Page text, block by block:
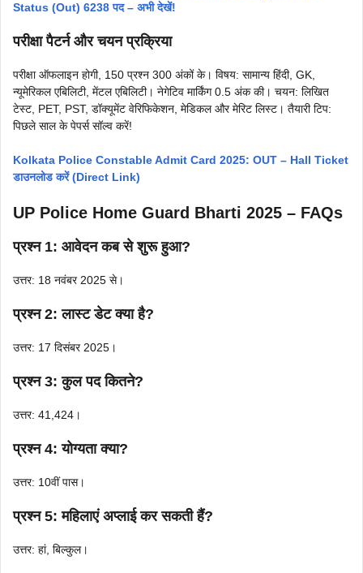
Status (Out) 6238 पद – अभी देखें!
परीक्षा पैटर्न और चयन प्रक्रिया
परीक्षा ऑफलाइन होगी, 150 प्रश्न 300 अंकों के। विषय: सामान्य हिंदी, GK,
न्यूमेरिकल एबिलिटी, मेंटल एबिलिटी। नेगेटिव मार्किंग 0.5 अंक की। चयन: लिखित
टेस्ट, PET, PST, डॉक्यूमेंट वेरिफिकेशन, मेडिकल और मेरिट लिस्ट। तैयारी टिप:
पिछले साल के पेपर्स सॉल्व करें!
Kolkata Police Constable Admit Card 2025: OUT – Hall Ticket
डाउनलोड करें (Direct Link)
UP Police Home Guard Bharti 2025 – FAQs
प्रश्न 1: आवेदन कब से शुरू हुआ?
उत्तर: 18 नवंबर 2025 से।
प्रश्न 2: लास्ट डेट क्या है?
उत्तर: 17 दिसंबर 2025।
प्रश्न 3: कुल पद कितने?
उत्तर: 41,424।
प्रश्न 4: योग्यता क्या?
उत्तर: 10वीं पास।
प्रश्न 5: महिलाएं अप्लाई कर सकती हैं?
उत्तर: हां, बिल्कुल।